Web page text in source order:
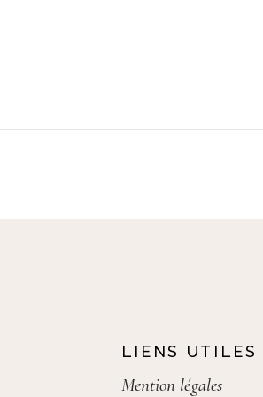
LIENS UTILES
Mention légales